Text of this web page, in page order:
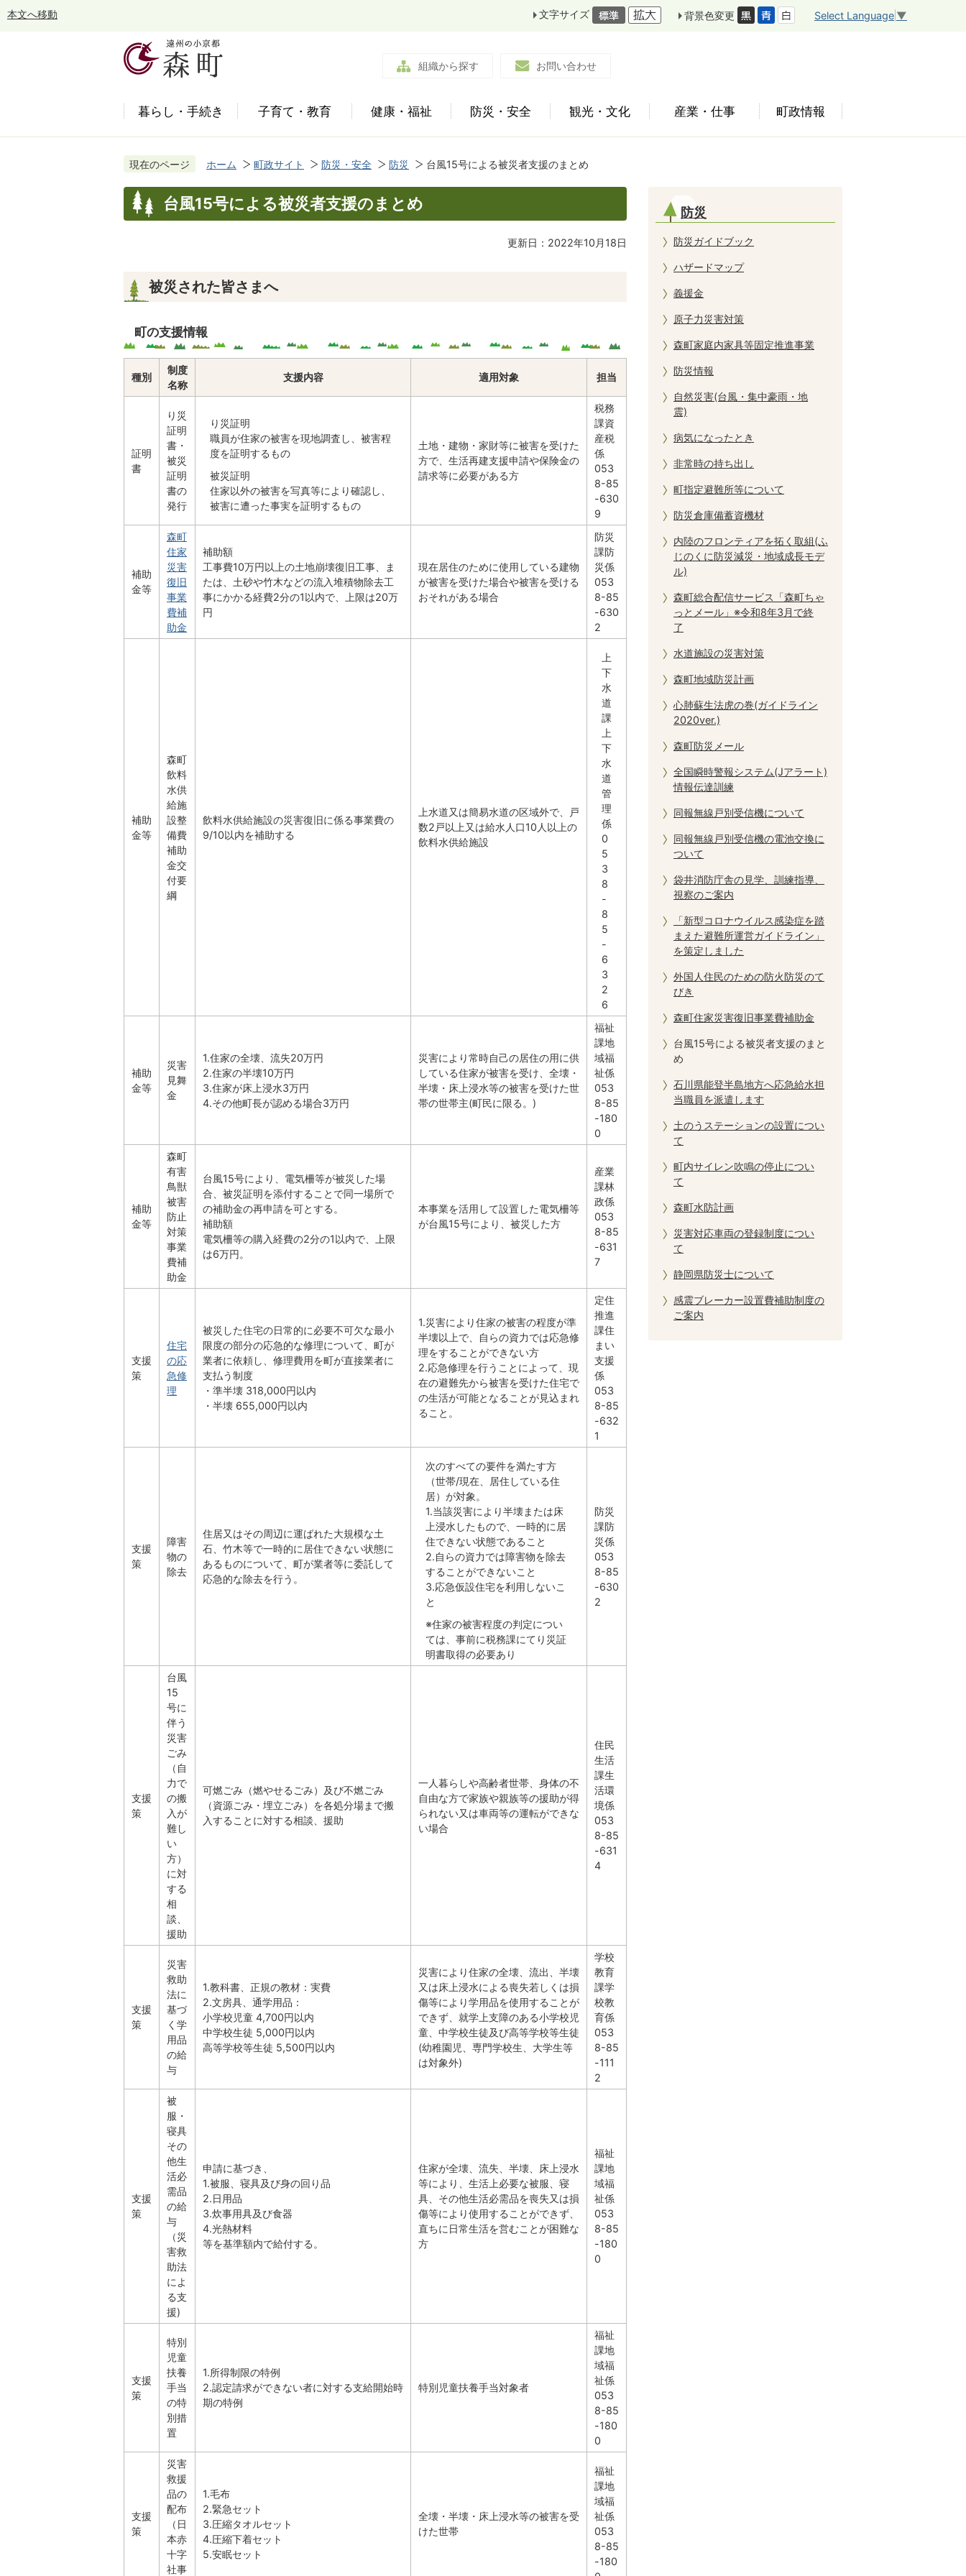
本文へ移動 文字サイズ 背景色変更 Select Language ▼
組織から探す お問い合わせ
暮らし・手続き 子育て・教育 健康・福祉 防災・安全 観光・文化 産業・仕事 町政情報
現在のページ ホーム 町政サイト 防災・安全 防災 台風15号による被災者支援のまとめ
台風15号による被災者支援のまとめ
更新日：2022年10月18日
被災された皆さまへ
町の支援情報
種別
制度
名称
支援内容 適用対象 担当
証明
書
り災
証明
書・
被災
証明
書の
発行
り災証明
職員が住家の被害を現地調査し、被害程
度を証明するもの
被災証明
住家以外の被害を写真等により確認し、
被害に遭った事実を証明するもの
土地・建物・家財等に被害を受けた
方で、生活再建支援申請や保険金の
請求等に必要がある方
税務
課資
産税
係
053
8-85
-630
9
補助
金等
森町
住家
災害
復旧
事業
費補
助金
補助額
工事費10万円以上の土地崩壊復旧工事、ま
たは、土砂や竹木などの流入堆積物除去工
事にかかる経費2分の1以内で、上限は20万
円
現在居住のために使用している建物
が被害を受けた場合や被害を受ける
おそれがある場合
防災
課防
災係
053
8-85
-630
2
補助
金等
森町
飲料
水供
給施
設整
備費
補助
金交
付要
綱
飲料水供給施設の災害復旧に係る事業費の
9/10以内を補助する
上水道又は簡易水道の区域外で、戸
数2戸以上又は給水人口10人以上の
飲料水供給施設
上
下
水
道
課
上
下
水
道
管
理
係
0
5
3
8
-
8
5
-
6
3
2
6
補助
金等
災害
見舞
金
1.住家の全壊、流失20万円
2.住家の半壊10万円
3.住家が床上浸水3万円
4.その他町長が認める場合3万円
災害により常時自己の居住の用に供
している住家が被害を受け、全壊・
半壊・床上浸水等の被害を受けた世
帯の世帯主(町民に限る。)
福祉
課地
域福
祉係
053
8-85
-180
0
補助
金等
森町
有害
鳥獣
被害
防止
対策
事業
費補
助金
台風15号により、電気柵等が被災した場
合、被災証明を添付することで同一場所で
の補助金の再申請を可とする。
補助額
電気柵等の購入経費の2分の1以内で、上限
は6万円。
本事業を活用して設置した電気柵等
が台風15号により、被災した方
産業
課林
政係
053
8-85
-631
7
支援
策
住宅
の応
急修
理
被災した住宅の日常的に必要不可欠な最小
限度の部分の応急的な修理について、町が
業者に依頼し、修理費用を町が直接業者に
支払う制度
・準半壊 318,000円以内
・半壊 655,000円以内
1.災害により住家の被害の程度が準
半壊以上で、自らの資力では応急修
理をすることができない方
2.応急修理を行うことによって、現
在の避難先から被害を受けた住宅で
の生活が可能となることが見込まれ
ること。
定住
推進
課住
まい
支援
係
053
8-85
-632
1
支援
策
障害
物の
除去
住居又はその周辺に運ばれた大規模な土
石、竹木等で一時的に居住できない状態に
あるものについて、町が業者等に委託して
応急的な除去を行う。
次のすべての要件を満たす方
（世帯/現在、居住している住
居）が対象。
1.当該災害により半壊または床
上浸水したもので、一時的に居
住できない状態であること
2.自らの資力では障害物を除去
することができないこと
3.応急仮設住宅を利用しないこ
と
※住家の被害程度の判定につい
ては、事前に税務課にてり災証
明書取得の必要あり
防災
課防
災係
053
8-85
-630
2
支援
策
台風
15
号に
伴う
災害
ごみ
（自
力で
の搬
入が
難し
い
方）
に対
する
相
談、
援助
可燃ごみ（燃やせるごみ）及び不燃ごみ
（資源ごみ・埋立ごみ）を各処分場まで搬
入することに対する相談、援助
一人暮らしや高齢者世帯、身体の不
自由な方で家族や親族等の援助が得
られない又は車両等の運転ができな
い場合
住民
生活
課生
活環
境係
053
8-85
-631
4
支援
策
災害
救助
法に
基づ
く学
用品
の給
与
1.教科書、正規の教材：実費
2.文房具、通学用品：
小学校児童 4,700円以内
中学校生徒 5,000円以内
高等学校等生徒 5,500円以内
災害により住家の全壊、流出、半壊
又は床上浸水による喪失若しくは損
傷等により学用品を使用することが
できず、就学上支障のある小学校児
童、中学校生徒及び高等学校等生徒
(幼稚園児、専門学校生、大学生等
は対象外)
学校
教育
課学
校教
育係
053
8-85
-111
2
支援
策
被
服・
寝具
その
他生
活必
需品
の給
与
（災
害救
助法
によ
る支
援)
申請に基づき、
1.被服、寝具及び身の回り品
2.日用品
3.炊事用具及び食器
4.光熱材料
等を基準額内で給付する。
住家が全壊、流失、半壊、床上浸水
等により、生活上必要な被服、寝
具、その他生活必需品を喪失又は損
傷等により使用することができず、
直ちに日常生活を営むことが困難な
方
福祉
課地
域福
祉係
053
8-85
-180
0
支援
策
特別
児童
扶養
手当
の特
別措
置
1.所得制限の特例
2.認定請求ができない者に対する支給開始時
期の特例
特別児童扶養手当対象者
福祉
課地
域福
祉係
053
8-85
-180
0
支援
策
災害
救援
品の
配布
（日
本赤
十字
社事
1.毛布
2.緊急セット
3.圧縮タオルセット
4.圧縮下着セット
5.安眠セット
全壊・半壊・床上浸水等の被害を受
けた世帯
福祉
課地
域福
祉係
053
8-85
-180
防災
防災ガイドブック
ハザードマップ
義援金
原子力災害対策
森町家庭内家具等固定推進事業
防災情報
自然災害(台風・集中豪雨・地
震)
病気になったとき
非常時の持ち出し
町指定避難所等について
防災倉庫備蓄資機材
内陸のフロンティアを拓く取組(ふ
じのくに防災減災・地域成長モデ
ル)
森町総合配信サービス「森町ちゃ
っとメール」※令和8年3月で終
了
水道施設の災害対策
森町地域防災計画
心肺蘇生法虎の巻(ガイドライン
2020ver.)
森町防災メール
全国瞬時警報システム(Jアラート)
情報伝達訓練
同報無線戸別受信機について
同報無線戸別受信機の電池交換に
ついて
袋井消防庁舎の見学、訓練指導、
視察のご案内
「新型コロナウイルス感染症を踏
まえた避難所運営ガイドライン」
を策定しました
外国人住民のための防火防災のて
びき
森町住家災害復旧事業費補助金
台風15号による被災者支援のまと
め
石川県能登半島地方へ応急給水担
当職員を派遣します
土のうステーションの設置につい
て
町内サイレン吹鳴の停止につい
て
森町水防計画
災害対応車両の登録制度につい
て
静岡県防災士について
感震ブレーカー設置費補助制度の
ご案内